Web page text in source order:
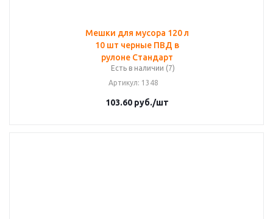
Мешки для мусора 120 л
10 шт черные ПВД в
рулоне Стандарт
Есть в наличии (7)
Артикул: 1348
103.60руб./шт